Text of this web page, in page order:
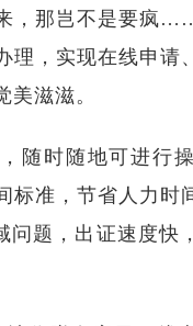
，那岂不是要疯
理，实现在线申请
滋滋。
随时随地可进行
标准，节省人力时
题，出证速度快